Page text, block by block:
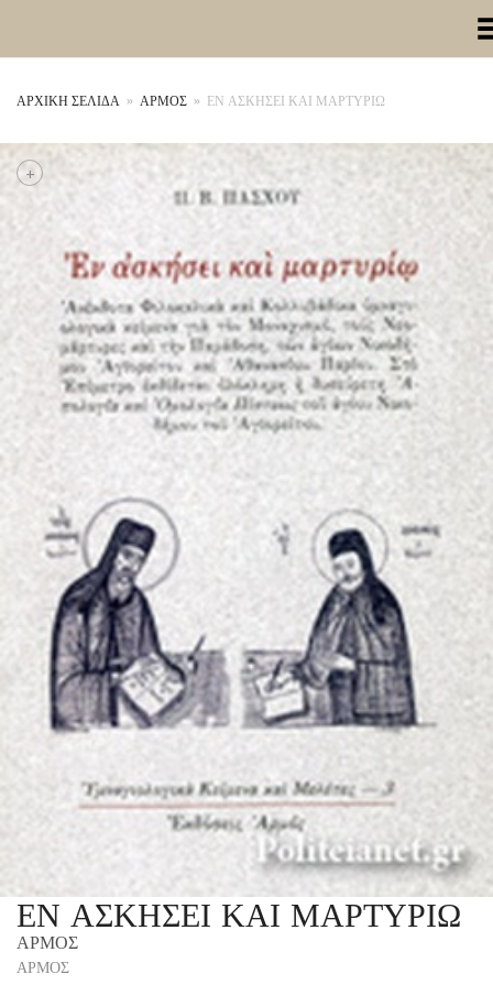
Toggle
ΑΡΧΙΚΉ ΣΕΛΊΔΑ » ΑΡΜΟΣ » ΕΝ ΑΣΚΗΣΕΙ ΚΑΙ ΜΑΡΤΥΡΙΩ
+
ΕΝ ΑΣΚΗΣΕΙ ΚΑΙ ΜΑΡΤΥΡΙΩ
ΑΡΜΟΣ
ΑΡΜΟΣ